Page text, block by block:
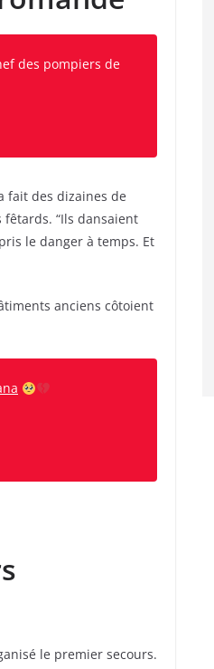
des pompiers de
fait des dizaines de
“Ils dansaient
le danger à temps. Et
anciens côtoient
le premier secours.